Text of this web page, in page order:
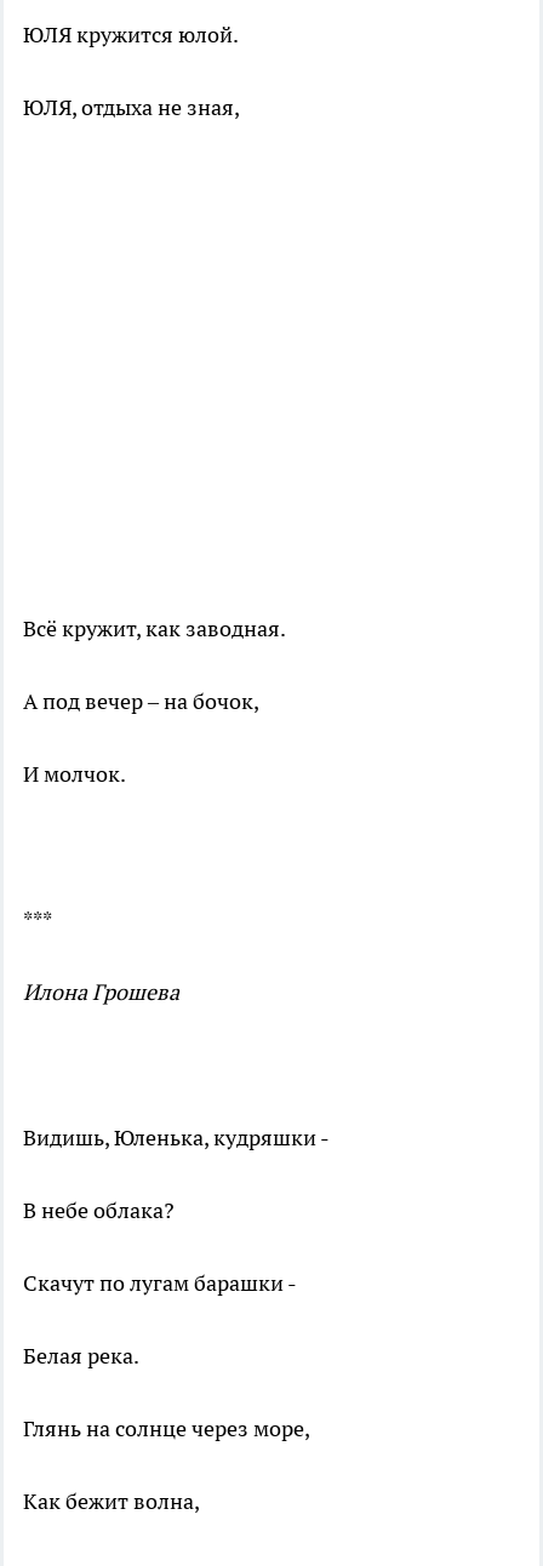
ЮЛЯ кружится юлой.
ЮЛЯ, отдыха не зная,
Всё кружит, как заводная.
А под вечер – на бочок,
И молчок.
***
Илона Грошева
Видишь, Юленька, кудряшки -
В небе облака?
Скачут по лугам барашки -
Белая река.
Глянь на солнце через море,
Как бежит волна,